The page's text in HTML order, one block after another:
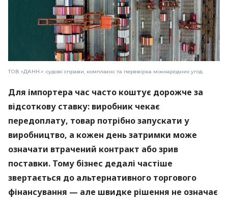
ТОВ «ДАНН.»: судові справи, комплаєнс та перевірка міжнародних угод
Для імпортера час часто коштує дорожче за
відсоткову ставку: виробник чекає
передоплату, товар потрібно запускати у
виробництво, а кожен день затримки може
означати втрачений контракт або зрив
поставки. Тому бізнес дедалі частіше
звертається до альтернативного торгового
фінансування — але швидке рішення не означає